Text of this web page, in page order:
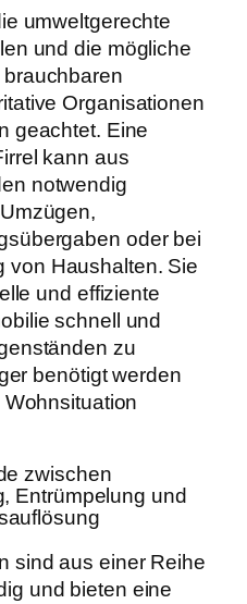
umweltgerechte
und die mögliche
Organisationen
geachtet. Eine
kann aus
notwendig
oder bei
von Haushalten. Sie
und effiziente
schnell und
zu
benötigt werden
zwischen
Entrümpelung und
sind aus einer Reihe
und bieten eine